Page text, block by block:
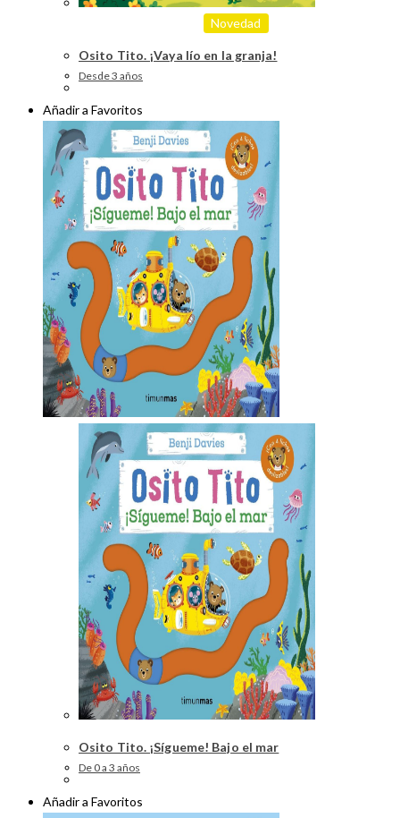
Novedad
Osito Tito. ¡Vaya lío en la granja!
Desde 3 años
Añadir a Favoritos
Osito Tito. ¡Sígueme! Bajo el mar
De 0 a 3 años
Añadir a Favoritos